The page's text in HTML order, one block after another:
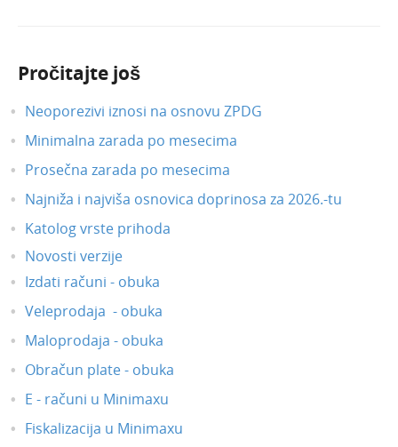
Pročitajte još
Neoporezivi iznosi na osnovu ZPDG
Minimalna zarada po mesecima
Prosečna zarada po mesecima
Najniža i najviša osnovica doprinosa za 2026.-tu
Katolog vrste prihoda
Novosti verzije
Izdati računi - obuka
Veleprodaja - obuka
Maloprodaja - obuka
Obračun plate - obuka
E - računi u Minimaxu
Fiskalizacija u Minimaxu